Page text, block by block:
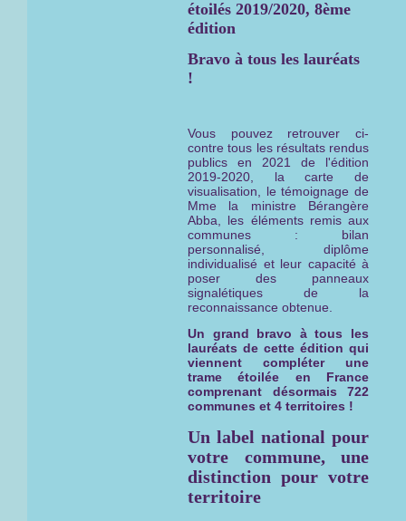
étoilés 2019/2020, 8ème
édition
Bravo à tous les lauréats
!
Vous pouvez retrouver ci-
contre tous les résultats rendus
publics en 2021 de l'édition
2019-2020, la carte de
visualisation, le témoignage de
Mme la ministre Bérangère
Abba, les éléments remis aux
communes : bilan
personnalisé, diplôme
individualisé et leur capacité à
poser des panneaux
signalétiques de la
reconnaissance obtenue.
Un grand bravo à tous les
lauréats de cette édition qui
viennent compléter une
trame étoilée en France
comprenant désormais 722
communes et 4 territoires !
Un label national pour
votre commune, une
distinction pour votre
territoire